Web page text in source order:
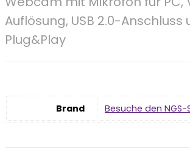
Auflösung, USB 2.0-Anschluss
Plug&Play
Brand Besuche den NGS-